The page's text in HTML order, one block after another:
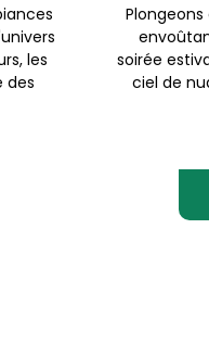
les
des
soirée
ciel de